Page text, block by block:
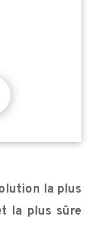
la plus
la plus sûre